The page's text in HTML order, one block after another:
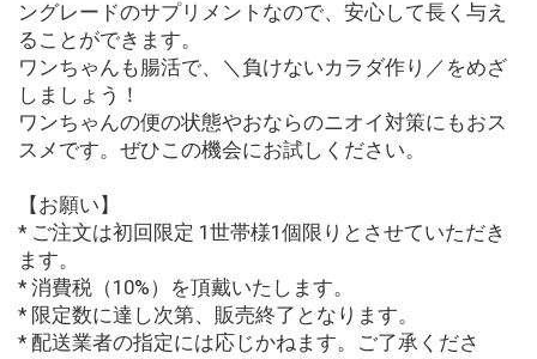
ングレードのサプリメントなので、安心して長く与え
ることができます。
ワンちゃんも腸活で、＼負けないカラダ作り／をめざ
しましょう！
ワンちゃんの便の状態やおならのニオイ対策にもおス
スメです。ぜひこの機会にお試しください。
【お願い】
* ご注文は初回限定 1世帯様1個限りとさせていただき
ます。
* 消費税（10%）を頂戴いたします。
* 限定数に達し次第、販売終了となります。
* 配送業者の指定には応じかねます。ご了承くださ